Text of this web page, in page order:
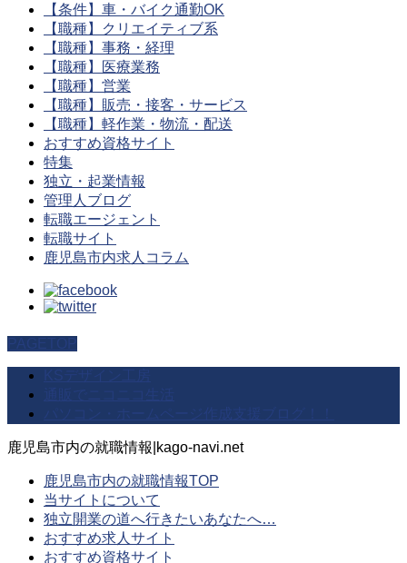
【条件】車・バイク通勤OK
【職種】クリエイティブ系
【職種】事務・経理
【職種】医療業務
【職種】営業
【職種】販売・接客・サービス
【職種】軽作業・物流・配送
おすすめ資格サイト
特集
独立・起業情報
管理人ブログ
転職エージェント
転職サイト
鹿児島市内求人コラム
PAGETOP
KSデザイン工房
通販でニコニコ生活
パソコン・ホームページ作成支援ブログ！！
鹿児島市内の就職情報|kago-navi.net
鹿児島市内の就職情報TOP
当サイトについて
独立開業の道へ行きたいあなたへ…
おすすめ求人サイト
おすすめ資格サイト